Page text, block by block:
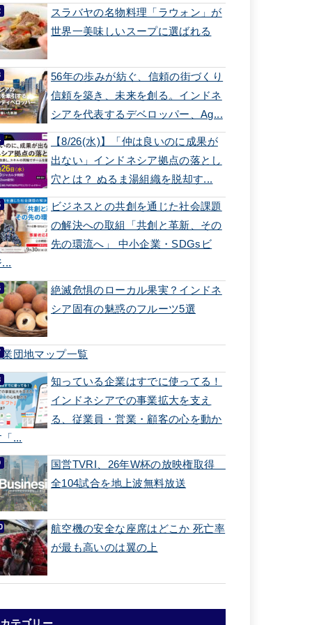
スラバヤの名物料理「ラウォン」が
世界一美味しいスープに選ばれる
56年の歩みが紡ぐ、信頼の街づくり
信頼を築き、未来を創る。インドネ
シアを代表するデベロッパー、Ag...
【8/26(水)】「仲は良いのに成果が
出ない」インドネシア拠点の落とし
穴とは？ ぬるま湯組織を脱却す...
ビジネスとの共創を通じた社会課題
の解決への取組「共創と革新、その
先の環流へ」 中小企業・SDGsビ
...
絶滅危惧のローカル果実？インドネ
シア固有の魅惑のフルーツ5選
業団地マップ一覧
知っている企業はすでに使ってる！
インドネシアでの事業拡大を支え
る、従業員・営業・顧客の心を動か
「...
国営TVRI、26年W杯の放映権取得
全104試合を地上波無料放送
航空機の安全な座席はどこか 死亡率
が最も高いのは翼の上